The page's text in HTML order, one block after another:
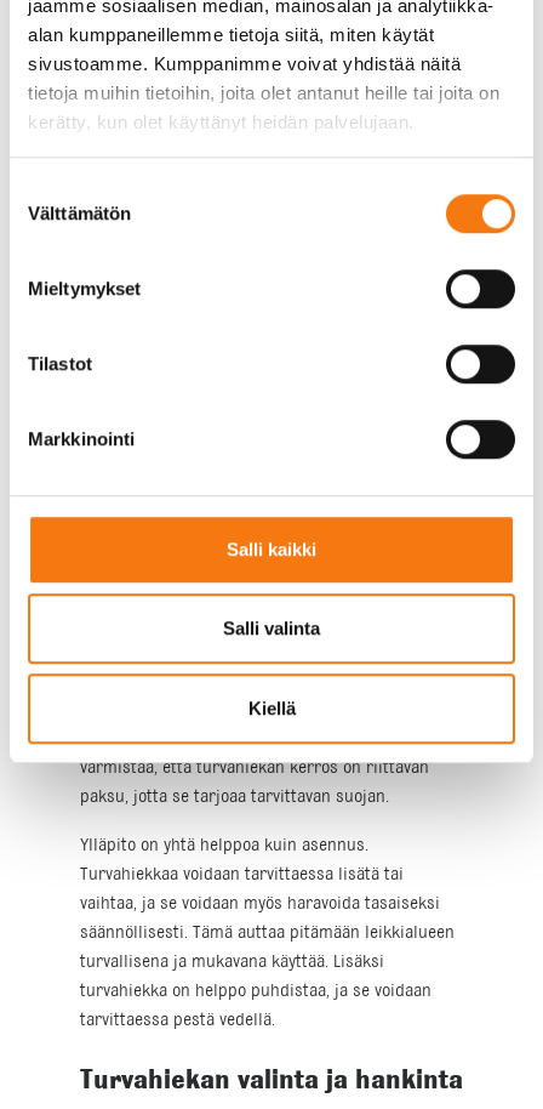
jaamme sosiaalisen median, mainosalan ja analytiikka-
alan kumppaneillemme tietoja siitä, miten käytät
sivustoamme. Kumppanimme voivat yhdistää näitä
tietoja muihin tietoihin, joita olet antanut heille tai joita on
kerätty, kun olet käyttänyt heidän palvelujaan.
valinta
Välttämätön
Mieltymykset
Tilastot
Markkinointi
Salli kaikki
Salli valinta
Kiellä
kun kyseessä ovat pienet lapset, jotka saattavat
kaatua tai kompastua leikkiessään. Turvahiekka
myös imee hyvin vettä, mikä estää lätäköiden
muodostumisen ja tekee leikkialueesta
helppohoitoisuus. Se ei vaadi erityistä huoltoa, ja
Turvahiekka on myös luonnollinen ja
haitallisia kemikaaleja tai aineita. Tämä tekee siitä
turvallisen valinnan niin lapsille kuin
ylläpito
joka ei vaadi erityisiä työkaluja tai taitoja.
Ensimmäinen askel on valita sopiva alue ja
Tämän jälkeen turvahiekka levitetään tasaisesti
alueelle, ja se voidaan tarvittaessa tasoittaa
haravalla tai muulla työkalulla. On tärkeää
varmistaa, että turvahiekan kerros on riittävän
paksu, jotta se tarjoaa tarvittavan suojan.
Ylläpito on yhtä helppoa kuin asennus.
Turvahiekkaa voidaan tarvittaessa lisätä tai
vaihtaa, ja se voidaan myös haravoida tasaiseksi
säännöllisesti. Tämä auttaa pitämään leikkialueen
turvallisena ja mukavana käyttää. Lisäksi
turvahiekka on helppo puhdistaa, ja se voidaan
tarvittaessa pestä vedellä.
Turvahiekan valinta ja hankinta